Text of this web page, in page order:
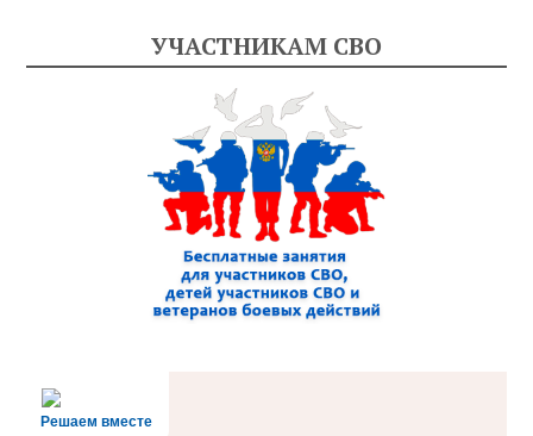
УЧАСТНИКАМ СВО
Решаем вместе